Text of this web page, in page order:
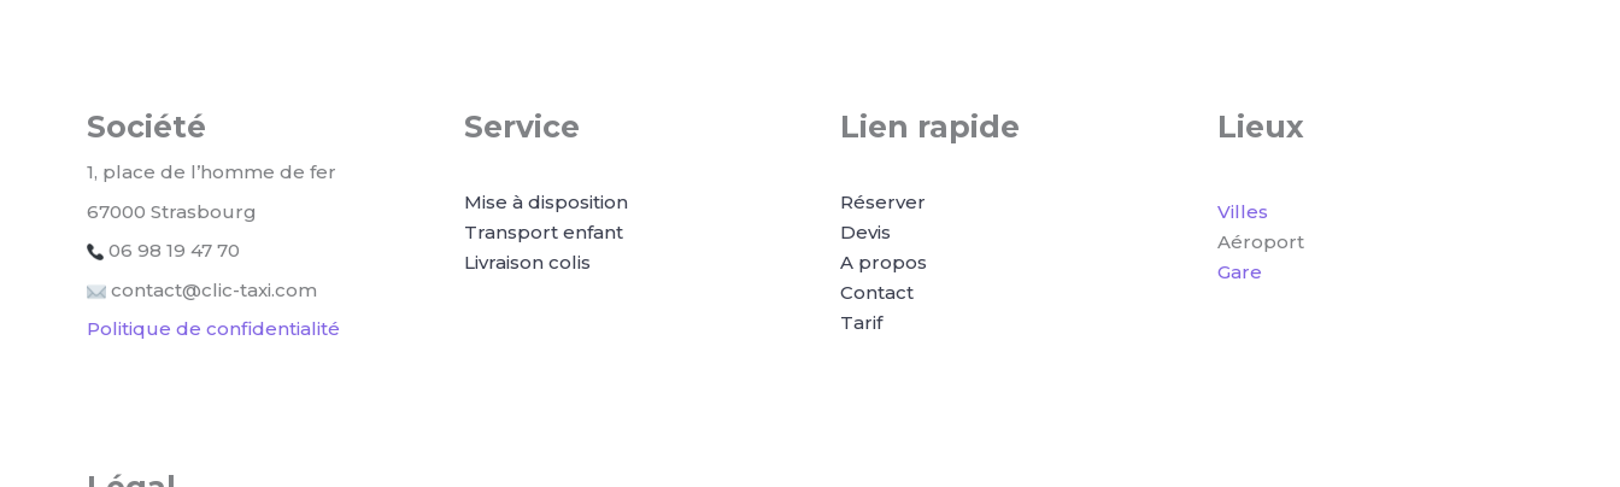
Société
1, place de l’homme de fer
67000 Strasbourg
06 98 19 47 70
contact@clic-taxi.com
Politique de confidentialité
Service
Mise à disposition
Transport enfant
Livraison colis
Lien rapide
Réserver
Devis
A propos
Contact
Tarif
Lieux
Villes
Aéroport
Gare